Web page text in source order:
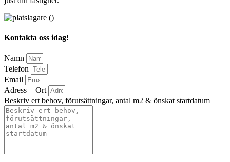
Kontakta oss idag!
Namn
Telefon
Email
Adress + Ort
Beskriv ert behov, förutsättningar, antal m2 & önskat startdatum